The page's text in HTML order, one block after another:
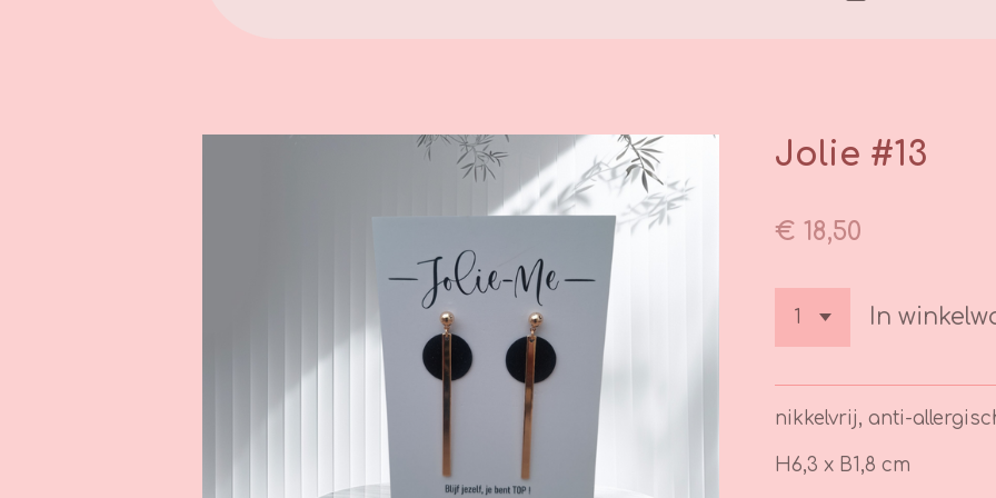
Jolie #13
€ 18,50
In
nikkelvrij, anti-
H6,3 x B1,8 cm